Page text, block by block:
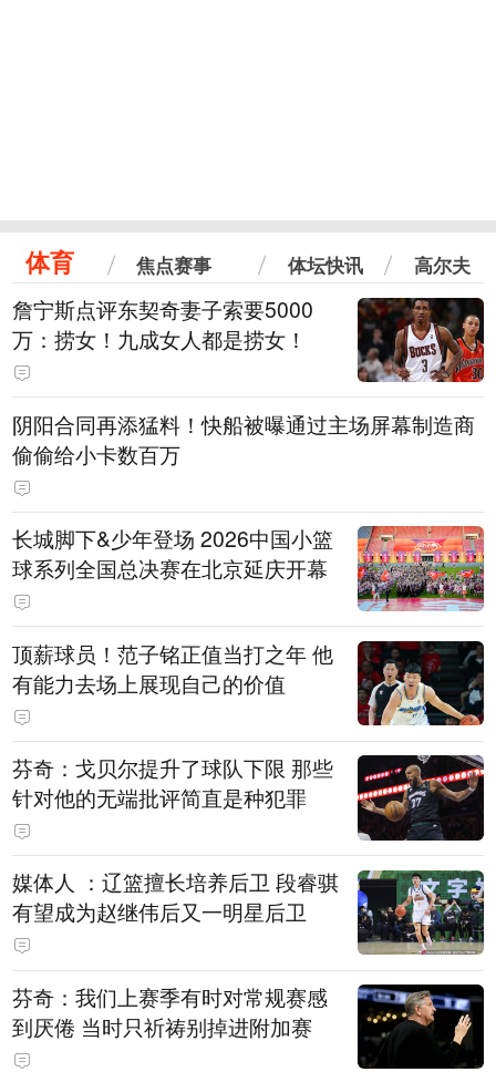
体育 焦点赛事 体坛快讯 高尔夫
詹宁斯点评东契奇妻子索要5000
万：捞女！九成女人都是捞女！
阴阳合同再添猛料！快船被曝通过主场屏幕制造商
偷偷给小卡数百万
长城脚下&少年登场 2026中国小篮
球系列全国总决赛在北京延庆开幕
顶薪球员！范子铭正值当打之年 他
有能力去场上展现自己的价值
芬奇：戈贝尔提升了球队下限 那些
针对他的无端批评简直是种犯罪
媒体人 ：辽篮擅长培养后卫 段睿骐
有望成为赵继伟后又一明星后卫
芬奇：我们上赛季有时对常规赛感
到厌倦 当时只祈祷别掉进附加赛